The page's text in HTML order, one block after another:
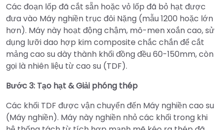
Các đoạn lốp đã cắt sẵn hoặc vỏ lốp đã bỏ hạt được
đưa vào Máy nghiền trục đôi Nặng (mẫu 1200 hoặc lớn
hơn). Máy này hoạt động chậm, mô-men xoắn cao, sử
dụng lưỡi dao hợp kim composite chắc chắn để cắt
mảng cao su dày thành khối đồng đều 60-150mm, còn
gọi là nhiên liệu từ cao su (TDF).
Bước 3: Tạo hạt & Giải phóng thép
Các khối TDF được vận chuyển đến Máy nghiền cao su
(Máy nghiền). Máy này nghiền nhỏ các khối trong khi